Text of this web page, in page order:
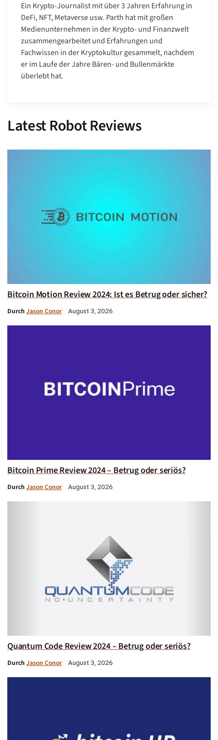
Ein Krypto-Journalist mit über 3 Jahren Erfahrung in
DeFi, NFT, Metaverse usw. Parth hat mit großen
Medienunternehmen in der Krypto- und Finanzwelt
zusammengearbeitet und Erfahrungen und
Fachwissen in der Kryptokultur gesammelt, nachdem
er im Laufe der Jahre Bären- und Bullenmärkte
überlebt hat.
Latest Robot Reviews
Bitcoin Motion Review 2024: Ist es Betrug oder sicher?
Durch Jason Conor August 3, 2026
Bitcoin Prime Review 2024 – Betrug oder seriös?
Durch Jason Conor August 3, 2026
Quantum Code Review 2024 – Betrug oder seriös?
Durch Jason Conor August 3, 2026